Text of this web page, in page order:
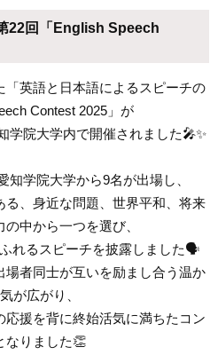
Speech
英語と日本語によるスピーチの
Contest 2025」が
学院大学内で開催されました🎤✨
知学院大学から9名が出場し、
る、身近な問題、世界平和、将来
中から一つを選び、
れるスピーチを披露しました🗣️
者同士が互いを励まし合う温か
が広がり、
応援を背に終始活気に満ちたコン
なりました👏